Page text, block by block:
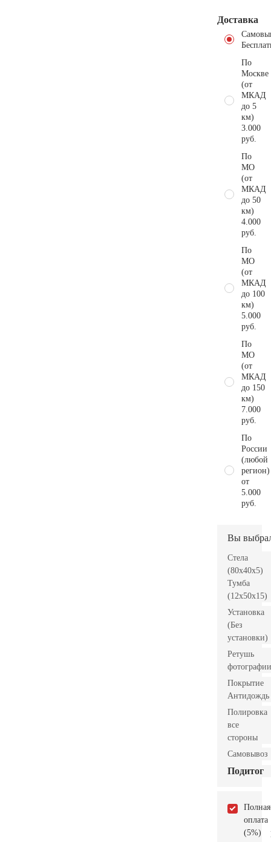
Доставка
По
Москве
(от
МКАД
до 5
км)
3.000
руб.
По
МО
(от
МКАД
до 50
км)
4.000
руб.
По
МО
(от
МКАД
до 100
км)
5.000
руб.
По
МО
(от
МКАД
до 150
км)
7.000
руб.
По
России
(любой
регион)
от
5.000
руб.
Вы
Стела
(80x40x5)
Тумба
(12x50x15)
Установка
(Без
установки)
Ретушь
фотографии
Покрытие
Антидождь
Полировка
все
стороны
Самовывоз
Подитог
Полная
оплата
(5%)